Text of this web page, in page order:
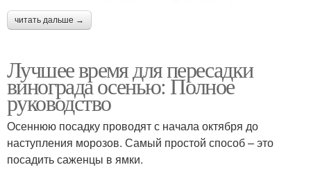
читать дальше →
Лучшее время для пересадки
винограда осенью: Полное
руководство
Осеннюю посадку проводят с начала октября до
наступления морозов. Самый простой способ – это
посадить саженцы в ямки.